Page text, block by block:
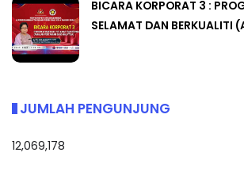
BICARA KORPORAT 3 :
SELAMAT DAN BERKUALITI
JUMLAH PENGUNJUNG
12,069,178